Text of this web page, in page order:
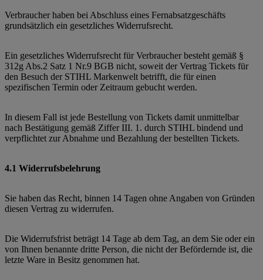
Verbraucher haben bei Abschluss eines Fernabsatzgeschäfts
grundsätzlich ein gesetzliches Widerrufsrecht.
Ein gesetzliches Widerrufsrecht für Verbraucher besteht gemäß §
312g Abs.2 Satz 1 Nr.9 BGB nicht, soweit der Vertrag Tickets für
den Besuch der STIHL Markenwelt betrifft, die für einen
spezifischen Termin oder Zeitraum gebucht werden.
In diesem Fall ist jede Bestellung von Tickets damit unmittelbar
nach Bestätigung gemäß Ziffer III. 1. durch STIHL bindend und
verpflichtet zur Abnahme und Bezahlung der bestellten Tickets.
4.1 Widerrufsbelehrung
Sie haben das Recht, binnen 14 Tagen ohne Angaben von Gründen
diesen Vertrag zu widerrufen.
Die Widerrufsfrist beträgt 14 Tage ab dem Tag, an dem Sie oder ein
von Ihnen benannte dritte Person, die nicht der Befördernde ist, die
letzte Ware in Besitz genommen hat.